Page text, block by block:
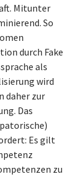
Mitunter
So
durch Fake
als
wird
daher zur
Das
Es gilt
zu